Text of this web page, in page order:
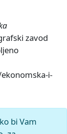
zavod
i-
bi Vam